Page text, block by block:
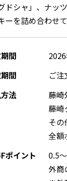
ドシャ」、ナッ
ーを詰め合わせて
間
間
ご
法
藤崎
藤崎
その
全額
ポイント
0.5
外商